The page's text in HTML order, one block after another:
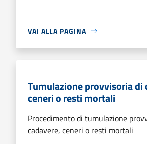
VAI ALLA PAGINA
Tumulazione provvisoria di
ceneri o resti mortali
Procedimento di tumulazione
cadavere, ceneri o resti mortali